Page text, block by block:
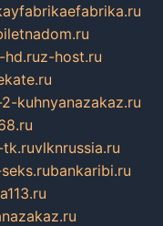
hd.ruz-host.ru
kuhnyanazakaz.ru
tk.ruvlknrussia.ru
bankaribi.ru